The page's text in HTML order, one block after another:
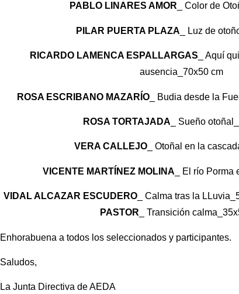
PABLO LINARES AMOR _ Color de
PILAR PUERTA PLAZA _ Luz de
RICARDO LAMENCA ESPALLARGAS _ Aquí
ausencia_70x50 cm
ROSA ESCRIBANO MAZARÍO _ Budia desde la
ROSA TORTAJADA _ Sueño
VERA CALLEJO _ Otoñal en la
VICENTE MARTÍNEZ MOLINA _ El río
VIDAL ALCAZAR ESCUDERO_ Calma tras la
PASTOR _ Transición
Enhorabuena a todos los seleccionados y participantes.
Saludos,
La Junta Directiva de AEDA